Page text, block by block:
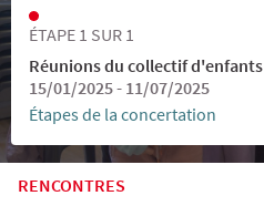
ÉTAPE 1 SUR 1
Réunions du collectif d'enfants
15/01/2025 - 11/07/2025
Étapes de la concertation
RENCONTRES